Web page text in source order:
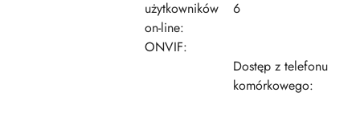
użytkowników
on-line:
6
ONVIF:
Dostęp z telefonu
komórkowego: